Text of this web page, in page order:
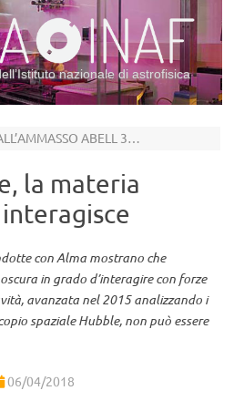
nazionale di astrofisica
NUOVO RISULTATO DALL’AMMASSO ABELL 3827
la materia
con Alma mostrano che
in grado d’interagire con forze
avanzata nel 2015 analizzando i
spaziale Hubble, non può essere
06/04/2018